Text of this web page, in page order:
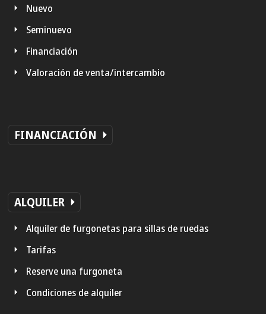
Nuevo
Seminuevo
Financiación
Valoración de venta/intercambio
FINANCIACIÓN
ALQUILER
Alquiler de furgonetas para sillas de ruedas
Tarifas
Reserve una furgoneta
Condiciones de alquiler